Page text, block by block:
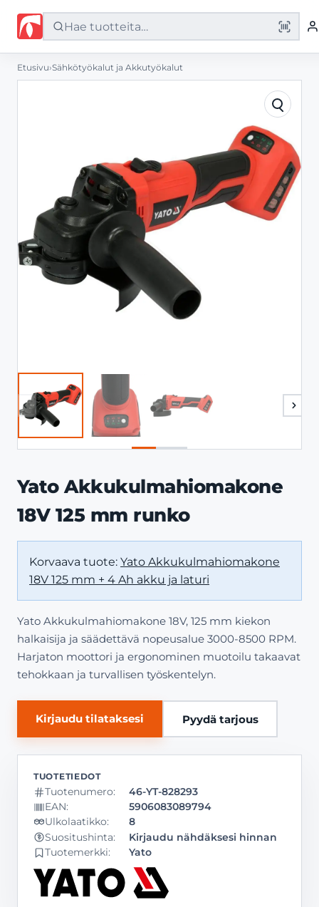
Etusivu
Yhteystiedot
Etusivu›Sähkötyökalut ja Akkutyökalut
Yato Akkukulmahiomakone
18V 125 mm runko
Korvaava tuote: Yato Akkukulmahiomakone
18V 125 mm + 4 Ah akku ja laturi
Yato Akkukulmahiomakone 18V, 125 mm kiekon
halkaisija ja säädettävä nopeusalue 3000-8500 RPM.
Harjaton moottori ja ergonominen muotoilu takaavat
tehokkaan ja turvallisen työskentelyn.
Kirjaudu tilataksesi Pyydä tarjous
Tuotenumero:
46-YT-828293
EAN:
5906083089794
Ulkolaatikko:
8
Suositushinta:
Kirjaudu nähdäksesi hinnan
Tuotemerkki: Yato